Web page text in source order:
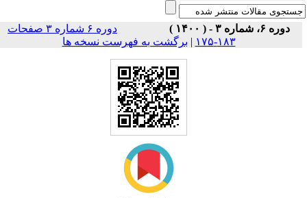
دوره ۶، شماره ۳ - ( ۱۴۰۰ )
دوره ۶ شماره ۳ صفحات
۱۸۳-۱۷۵
| برگشت به فهرست نسخه ها